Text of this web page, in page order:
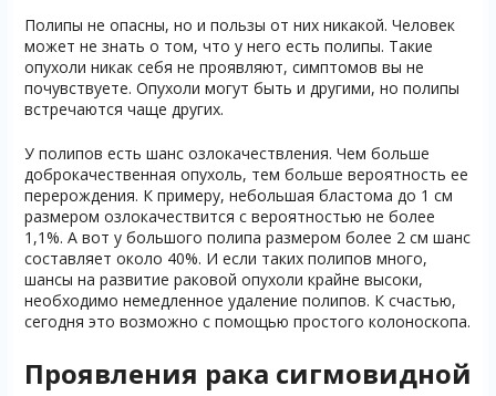
Полипы не опасны, но и пользы от них никакой. Человек
может не знать о том, что у него есть полипы. Такие
опухоли никак себя не проявляют, симптомов вы не
почувствуете. Опухоли могут быть и другими, но полипы
встречаются чаще других.
У полипов есть шанс озлокачествления. Чем больше
доброкачественная опухоль, тем больше вероятность ее
перерождения. К примеру, небольшая бластома до 1 см
размером озлокачествится с вероятностью не более
1,1%. А вот у большого полипа размером более 2 см шанс
составляет около 40%. И если таких полипов много,
шансы на развитие раковой опухоли крайне высоки,
необходимо немедленное удаление полипов. К счастью,
сегодня это возможно с помощью простого колоноскопа.
Проявления рака сигмовидной